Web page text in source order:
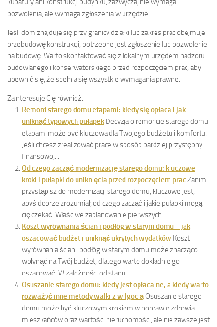
kubatury ani konstrukcji budynku, zazwyczaj nie wymaga
pozwolenia, ale wymaga zgłoszenia w urzędzie.
Jeśli dom znajduje się przy granicy działki lub zakres prac obejmuje
przebudowę konstrukcji, potrzebne jest zgłoszenie lub pozwolenie
na budowę. Warto skontaktować się z lokalnym urzędem nadzoru
budowlanego i konserwatorskiego przed rozpoczęciem prac, aby
upewnić się, że spełnia się wszystkie wymagania prawne.
Zainteresuje Cię również:
Remont starego domu etapami: kiedy się opłaca i jak
uniknąć typowych pułapek Decyzja o remoncie starego domu
etapami może być kluczowa dla Twojego budżetu i komfortu.
Jeśli chcesz zrealizować prace w sposób bardziej przystępny
finansowo,...
Od czego zacząć modernizację starego domu: kluczowe
kroki i pułapki do uniknięcia przed rozpoczęciem prac Zanim
przystąpisz do modernizacji starego domu, kluczowe jest,
abyś dobrze zrozumiał, od czego zacząć i jakie pułapki mogą
cię czekać. Właściwe zaplanowanie pierwszych...
Koszt wyrównania ścian i podłóg w starym domu – jak
oszacować budżet i uniknąć ukrytych wydatków Koszt
wyrównania ścian i podłóg w starym domu może znacząco
wpłynąć na Twój budżet, dlatego warto dokładnie go
oszacować. W zależności od stanu...
Osuszanie starego domu: kiedy jest opłacalne, a kiedy warto
rozważyć inne metody walki z wilgocią Osuszanie starego
domu może być kluczowym krokiem w poprawie zdrowia
mieszkańców oraz wartości nieruchomości, ale nie zawsze jest